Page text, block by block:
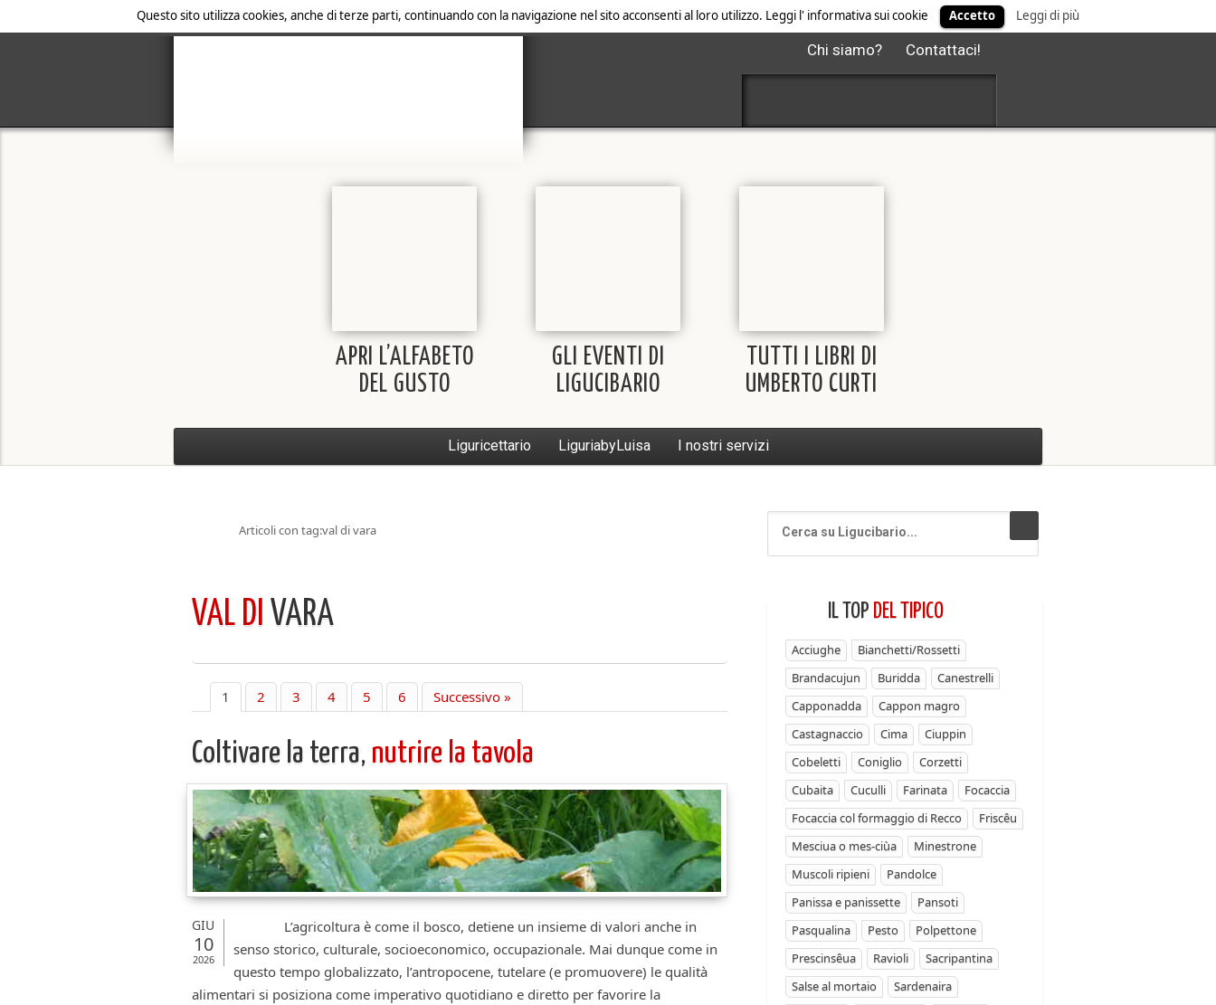
Questo sito utilizza cookies, anche di terze parti, continuando con la navigazione nel sito acconsenti al loro utilizzo. Leggi l' informativa sui cookie Accetto Leggi di più
Chi siamo? Contattaci!
APRI L’ALFABETO
DEL GUSTO
GLI EVENTI DI
LIGUCIBARIO
TUTTI I LIBRI DI
UMBERTO CURTI
Liguricettario LiguriabyLuisa I nostri servizi
Articoli con tag:val di vara
VAL DI VARA
1 2 3 4 5 6 Successivo »
Coltivare la terra, nutrire la tavola
GIU
10
2026
L’agricoltura è come il bosco, detiene un insieme di valori anche in
senso storico, culturale, socioeconomico, occupazionale. Mai dunque come in
questo tempo globalizzato, l’antropocene, tutelare (e promuovere) le qualità
alimentari si posiziona come imperativo quotidiano e diretto per favorire la
IL TOP DEL TIPICO
Acciughe
Bianchetti/Rossetti
Brandacujun
Buridda
Canestrelli
Capponadda
Cappon magro
Castagnaccio
Cima
Ciuppin
Cobeletti
Coniglio
Corzetti
Cubaita
Cuculli Farinata
Focaccia
Focaccia col formaggio di Recco
Friscêu
Mesciua o mes-ciùa
Minestrone
Muscoli ripieni
Pandolce
Panissa e panissette
Pansoti
Pasqualina
Pesto
Polpettone
Prescinsêua
Ravioli
Sacripantina
Salse al mortaio
Sardenaira